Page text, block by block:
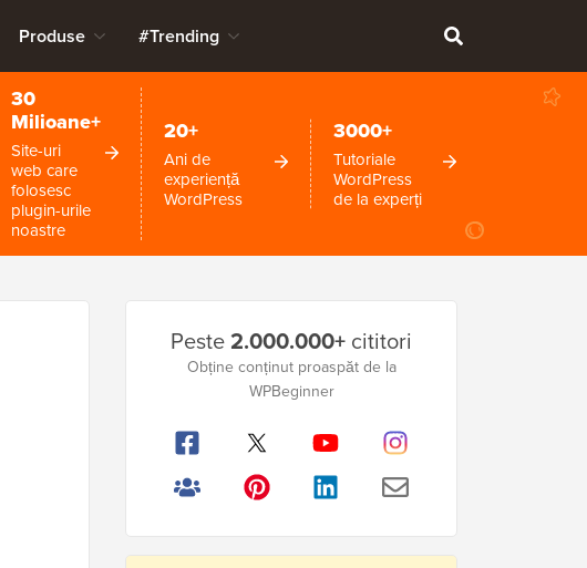
Produse #Trending
30
Milioane+
Site-uri
web care
folosesc
plugin-urile
noastre
20+
Ani de
experiență
WordPress
3000+
Tutoriale
WordPress
de la experți
laterală
Peste2.000.000+ cititori
Obține conținut proaspăt de la
WPBeginner